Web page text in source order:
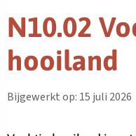
N10.02
hooiland
Bijgewerkt op: 15 juli 2026